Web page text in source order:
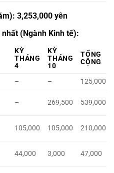
3,253,000 yên
(Ngành Kinh tế):
KỲ
THÁNG
4
KỲ
THÁNG
10
TỔNG
CỘNG
– –
125,000
– 269,500 539,000
105,000 105,000 210,000
44,000 3,000 47,000